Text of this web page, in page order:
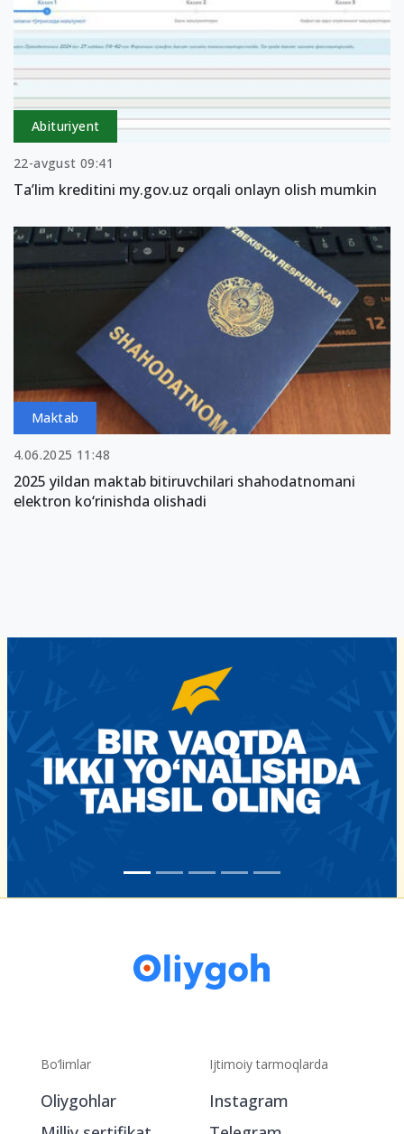
Abituriyent
22-avgust 09:41
Taʼlim kreditini my.gov.uz orqali onlayn olish mumkin
Maktab
4.06.2025 11:48
2025 yildan maktab bitiruvchilari shahodatnomani
elektron ko‘rinishda olishadi
Bo‘limlar
Oliygohlar
Ijtimoiy tarmoqlarda
Instagram